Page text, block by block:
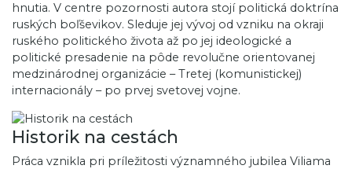
hnutia. V centre pozornosti autora stojí politická doktrína
ruských boľševikov. Sleduje jej vývoj od vzniku na okraji
ruského politického života až po jej ideologické a
politické presadenie na pôde revolučne orientovanej
medzinárodnej organizácie – Tretej (komunistickej)
internacionály – po prvej svetovej vojne.
Historik na cestách
Práca vznikla pri príležitosti významného jubilea Viliama